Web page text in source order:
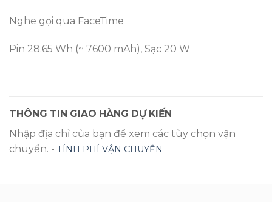
Nghe gọi qua FaceTime
Pin 28.65 Wh (~ 7600 mAh), Sạc 20 W
THÔNG TIN GIAO HÀNG DỰ KIẾN
Nhập địa chỉ của bạn để xem các tùy chọn vận
chuyển. - TÍNH PHÍ VẬN CHUYỂN